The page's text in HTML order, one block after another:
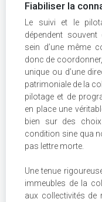
Fiabiliser la
Le suivi et le
dépendent
sein d’une même
donc de
unique ou d’une
patrimoniale de la
pilotage et de
en place une
bien sur des
condition sine qua
pas lettre morte.
Une tenue
immeubles de la
aux collectivités de